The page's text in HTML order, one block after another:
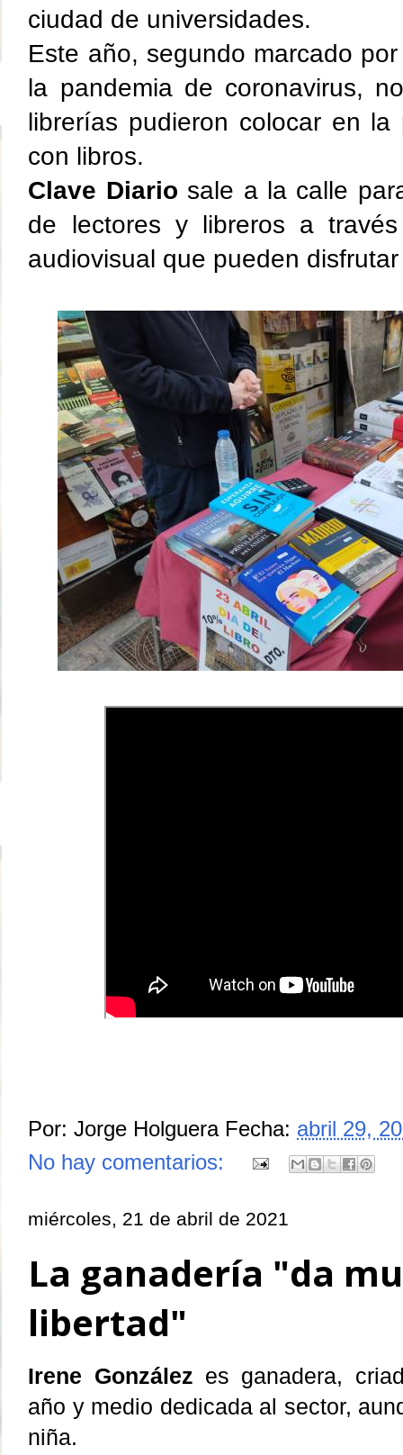
ciudad de universidades.
Este año, segundo marcado
la pandemia de coronavirus,
librerías pudieron colocar en la
con libros.
Clave Diario sale a la calle
de lectores y libreros a
audiovisual que pueden
Por:Jorge Holguera Fecha: abril 29,
No hay comentarios:
miércoles, 21 de abril de 2021
La ganadería "da
libertad"
Irene González es ganadera,
año y medio dedicada al sector,
niña.